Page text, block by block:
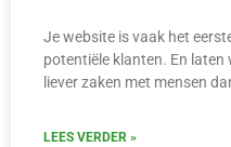
Je website is vaak het
potentiële klanten. En laten
liever zaken met mensen
LEES VERDER »